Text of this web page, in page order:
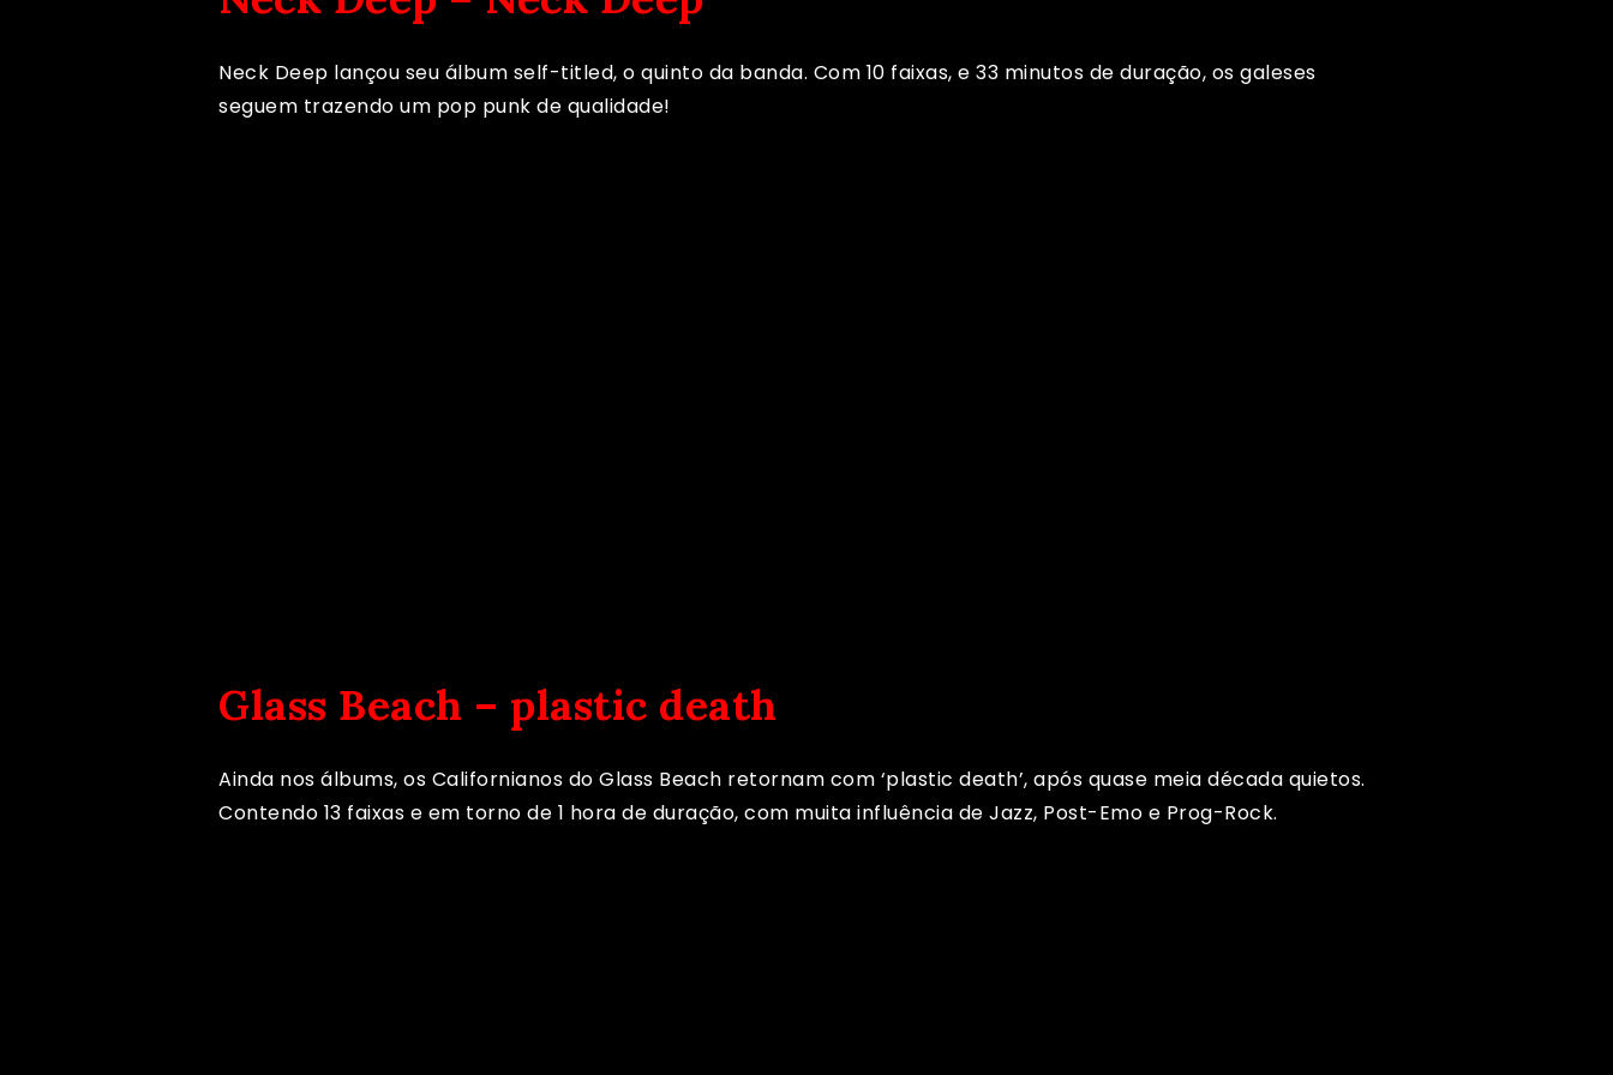
Neck Deep lançou seu álbum self-titled, o quinto da banda. Com 10 faixas, e 33 minutos de duração, os galeses
seguem trazendo um pop punk de qualidade!
Glass Beach – plastic death
Ainda nos álbums, os Californianos do Glass Beach retornam com ‘plastic death’, após quase meia década quietos.
Contendo 13 faixas e em torno de 1 hora de duração, com muita influência de Jazz, Post-Emo e Prog-Rock.